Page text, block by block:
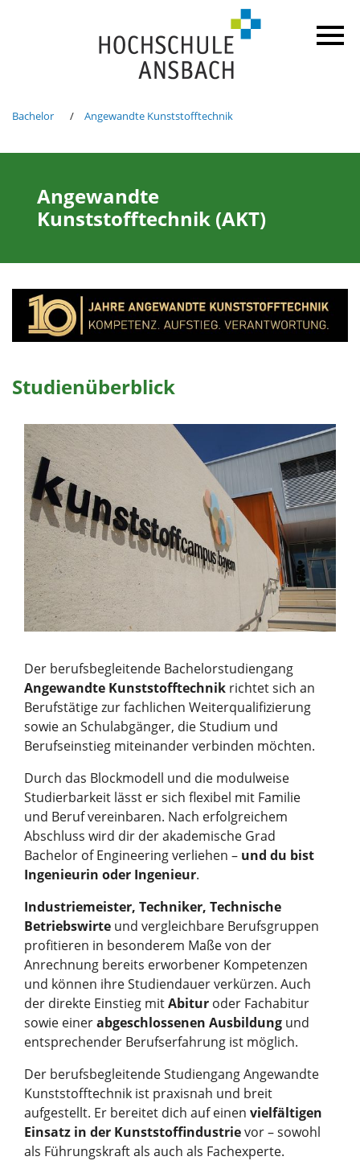
Bachelor Angewandte Kunststofftechnik
Angewandte
Kunststofftechnik (AKT)
Studienüberblick
Der berufsbegleitende Bachelorstudiengang
Angewandte Kunststofftechnik richtet sich an
Berufstätige zur fachlichen Weiterqualifizierung
sowie an Schulabgänger, die Studium und
Berufseinstieg miteinander verbinden möchten.
Durch das Blockmodell und die modulweise
Studierbarkeit lässt er sich flexibel mit Familie
und Beruf vereinbaren. Nach erfolgreichem
Abschluss wird dir der akademische Grad
Bachelor of Engineering verliehen – und du bist
Ingenieurin oder Ingenieur.
Industriemeister, Techniker, Technische
Betriebswirte und vergleichbare Berufsgruppen
profitieren in besonderem Maße von der
Anrechnung bereits erworbener Kompetenzen
und können ihre Studiendauer verkürzen. Auch
der direkte Einstieg mitAbitur oder Fachabitur
sowie einerabgeschlossenen Ausbildung und
entsprechender Berufserfahrung ist möglich.
Der berufsbegleitende Studiengang Angewandte
Kunststofftechnik ist praxisnah und breit
aufgestellt. Er bereitet dich auf einen vielfältigen
Einsatz in der Kunststoffindustrievor – sowohl
als Führungskraft als auch als Fachexperte.